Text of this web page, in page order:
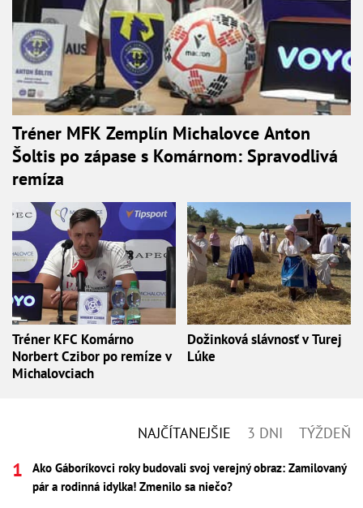
Tréner MFK Zemplín Michalovce Anton
Šoltis po zápase s Komárnom: Spravodlivá
remíza
Tréner KFC Komárno
Norbert Czibor po remíze v
Michalovciach
Dožinková slávnosť v Turej
Lúke
NAJČÍTANEJŠIE 3 DNI TÝŽDEŇ
Ako Gáboríkovci roky budovali svoj verejný obraz: Zamilovaný
pár a rodinná idylka! Zmenilo sa niečo?